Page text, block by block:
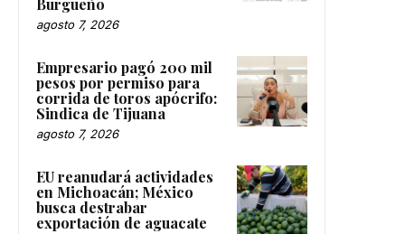
Burgueño
agosto 7, 2026
Empresario pagó 200 mil
pesos por permiso para
corrida de toros apócrifo:
Sindica de Tijuana
agosto 7, 2026
EU reanudará actividades
en Michoacán; México
busca destrabar
exportación de aguacate